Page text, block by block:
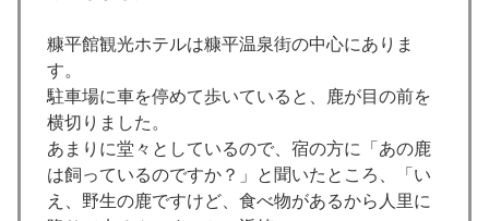
糠平館観光ホテルは糠平温泉街の中心にありま
す。
駐車場に車を停めて歩いていると、鹿が目の前を
横切りました。
あまりに堂々としているので、宿の方に「あの鹿
は飼っているのですか？」と聞いたところ、「い
え、野生の鹿ですけど、食べ物があるから人里に